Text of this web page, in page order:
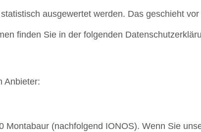
ausgewertet werden. Das geschieht
finden Sie in der folgenden
Anbieter:
(nachfolgend IONOS). Wenn Sie